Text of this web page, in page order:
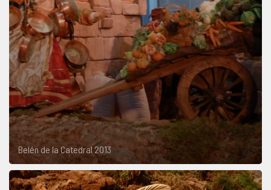
Belén de la Catedral 2013